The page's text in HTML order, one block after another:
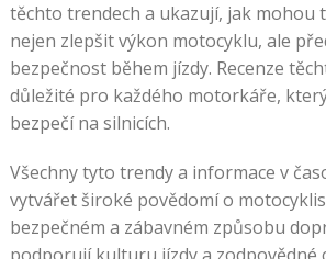
těchto trendech a ukazují, jak mohou
nejen zlepšit výkon motocyklu, ale
bezpečnost během jízdy. Recenze
důležité pro každého motorkáře,
bezpečí na silnicích.
Všechny tyto trendy a informace v
vytvářet široké povědomí o
bezpečném a zábavném způsobu